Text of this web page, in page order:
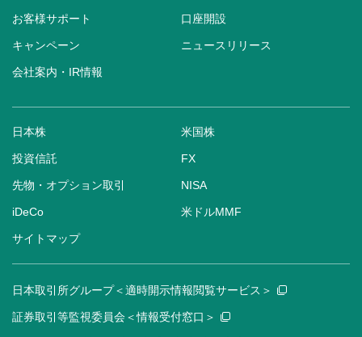
お客様サポート 口座開設
キャンペーン ニュースリリース
会社案内・IR情報
日本株 米国株
投資信託 FX
先物・オプション取引 NISA
iDeCo 米ドルMMF
サイトマップ
日本取引所グループ＜適時開示情報閲覧サービス＞
証券取引等監視委員会＜情報受付窓口＞